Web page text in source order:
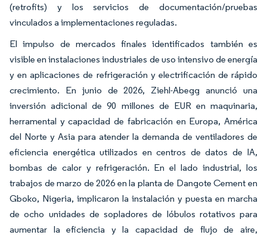
(retrofits) y los servicios de documentación/pruebas
vinculados a implementaciones reguladas.
El impulso de mercados finales identificados también es
visible en instalaciones industriales de uso intensivo de energía
y en aplicaciones de refrigeración y electrificación de rápido
crecimiento. En junio de 2026, Ziehl-Abegg anunció una
inversión adicional de 90 millones de EUR en maquinaria,
herramental y capacidad de fabricación en Europa, América
del Norte y Asia para atender la demanda de ventiladores de
eficiencia energética utilizados en centros de datos de IA,
bombas de calor y refrigeración. En el lado industrial, los
trabajos de marzo de 2026 en la planta de Dangote Cement en
Gboko, Nigeria, implicaron la instalación y puesta en marcha
de ocho unidades de sopladores de lóbulos rotativos para
aumentar la eficiencia y la capacidad de flujo de aire,